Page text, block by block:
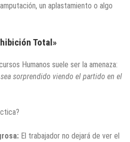
un aplastamiento o algo
Total»
Humanos suele ser la amenaza:
sorprendido viendo el partido en el
El trabajador no dejará de ver el